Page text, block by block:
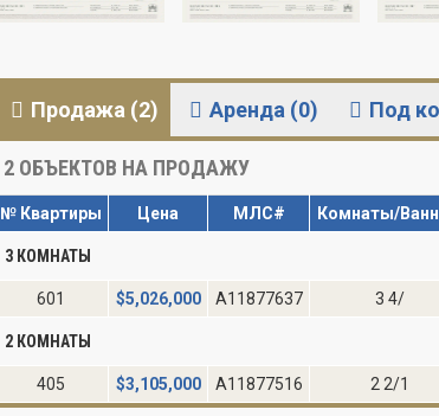
Продажа (2) Аренда (0) Под
2 ОБЪЕКТОВ НА ПРОДАЖУ
№ Квартиры Цена МЛС# Комнаты/
3 КОМНАТЫ
601 $5,026,000 A11877637 3 4/
2 КОМНАТЫ
405 $3,105,000 A11877516 2 2/1